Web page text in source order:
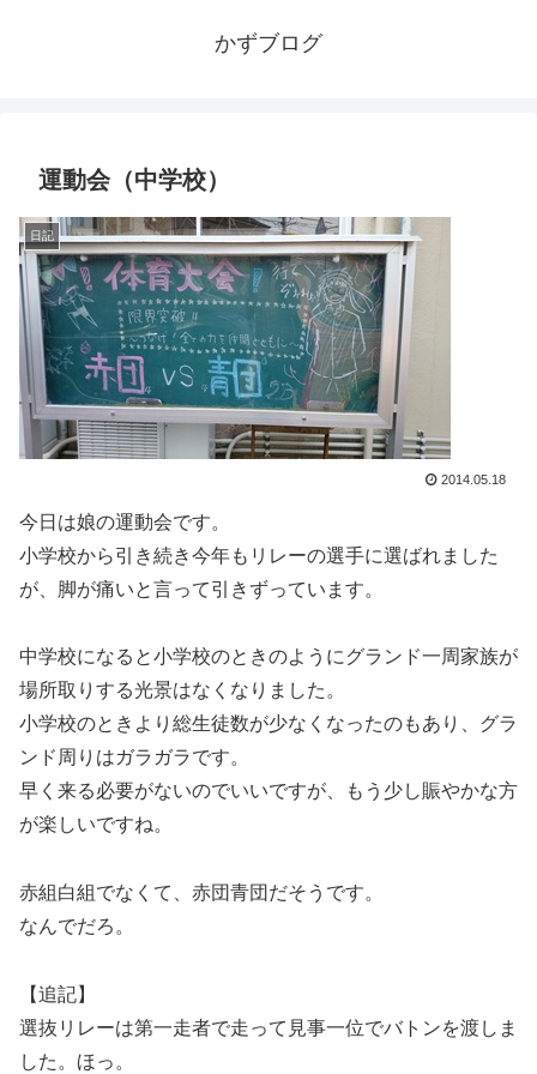
かずブログ
運動会（中学校）
日記
2014.05.18
今日は娘の運動会です。
小学校から引き続き今年もリレーの選手に選ばれました
が、脚が痛いと言って引きずっています。
中学校になると小学校のときのようにグランド一周家族が
場所取りする光景はなくなりました。
小学校のときより総生徒数が少なくなったのもあり、グラ
ンド周りはガラガラです。
早く来る必要がないのでいいですが、もう少し賑やかな方
が楽しいですね。
赤組白組でなくて、赤団青団だそうです。
なんでだろ。
【追記】
選抜リレーは第一走者で走って見事一位でバトンを渡しま
した。ほっ。